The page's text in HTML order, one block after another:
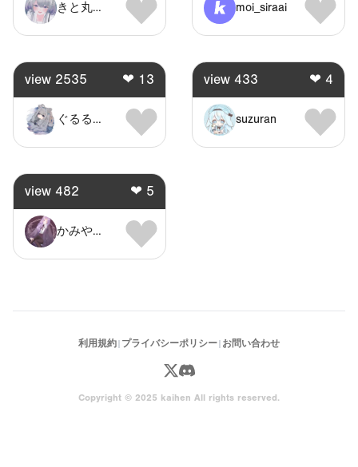
きと丸水産 moi_siraai
view 2535 ❤ 13
ぐるるん。
view 433 ❤ 4
suzuran
view 482 ❤ 5
かみやのしっぽ
利用規約| プライバシーポリシー| お問い合わせ
Copyright © 2025 kaihen All rights reserved.